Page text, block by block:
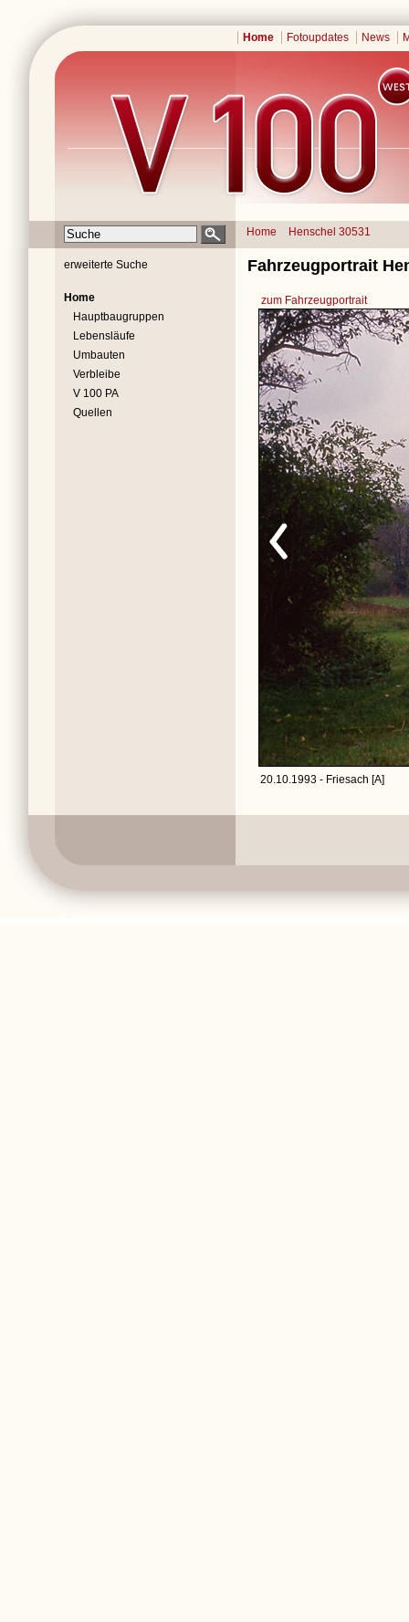
Home Fotoupdates News
Home Henschel 30531
erweiterte Suche
Home
Hauptbaugruppen
Lebensläufe
Umbauten
Verbleibe
V 100 PA
Quellen
Fahrzeugportrait
zum Fahrzeugportrait
20.10.1993 - Friesach [A]